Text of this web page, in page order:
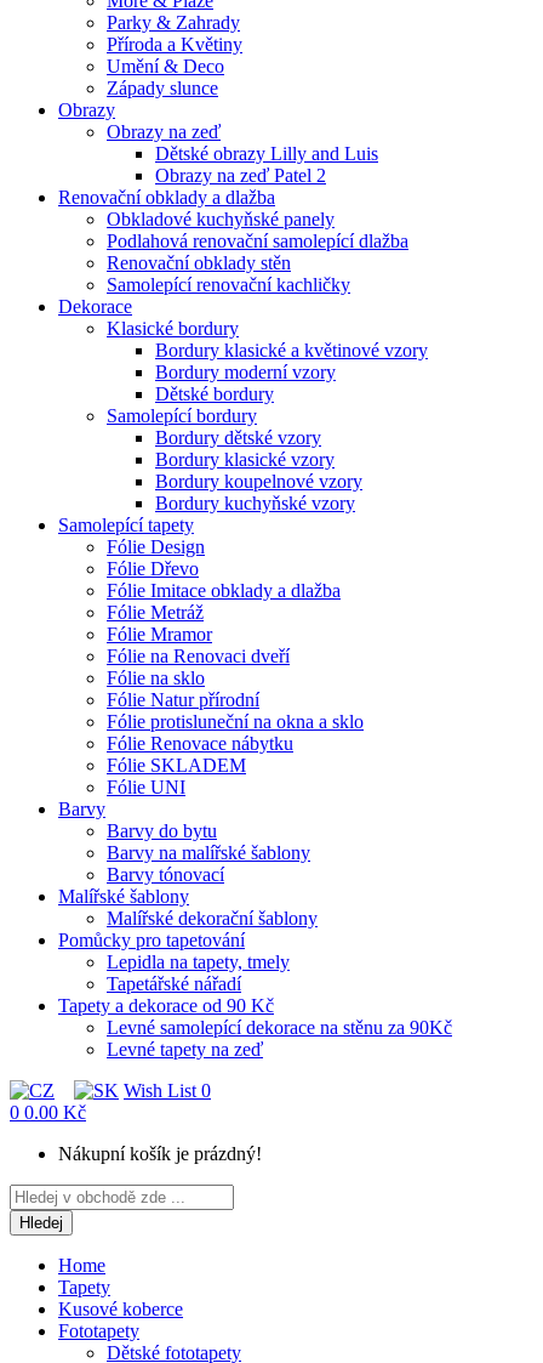
Parky & Zahrady
Příroda a Květiny
Umění & Deco
Západy slunce
Obrazy
Obrazy na zeď
Dětské obrazy Lilly and Luis
Obrazy na zeď Patel 2
Renovační obklady a dlažba
Obkladové kuchyňské panely
Podlahová renovační samolepící dlažba
Renovační obklady stěn
Samolepící renovační kachličky
Dekorace
Klasické bordury
Bordury klasické a květinové vzory
Bordury moderní vzory
Dětské bordury
Samolepící bordury
Bordury dětské vzory
Bordury klasické vzory
Bordury koupelnové vzory
Bordury kuchyňské vzory
Samolepící tapety
Fólie Design
Fólie Dřevo
Fólie Imitace obklady a dlažba
Fólie Metráž
Fólie Mramor
Fólie na Renovaci dveří
Fólie na sklo
Fólie Natur přírodní
Fólie protisluneční na okna a sklo
Fólie Renovace nábytku
Fólie SKLADEM
Fólie UNI
Barvy
Barvy do bytu
Barvy na malířské šablony
Barvy tónovací
Malířské šablony
Malířské dekorační šablony
Pomůcky pro tapetování
Lepidla na tapety, tmely
Tapetářské nářadí
Tapety a dekorace od 90 Kč
Levné samolepící dekorace na stěnu za 90Kč
Levné tapety na zeď
Wish List 0
0 0.00 Kč
Nákupní košík je prázdný!
Hledej
Home
Tapety
Kusové koberce
Fototapety
Dětské fototapety